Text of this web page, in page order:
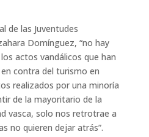
de las Juventudes
Domínguez, “no hay
actos vandálicos que han
contra del turismo en
realizados por una minoría
de la mayoritario de la
vasca, solo nos retrotrae a
no quieren dejar atrás”.